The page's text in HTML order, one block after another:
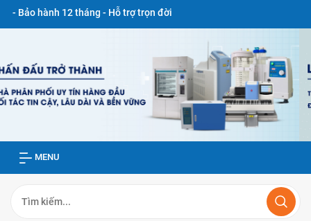
12 tháng - Hỗ trợ trọn đời
MENU